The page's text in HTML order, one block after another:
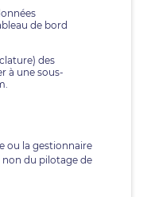
de bord
des
à une sous-
ou la gestionnaire
du pilotage de